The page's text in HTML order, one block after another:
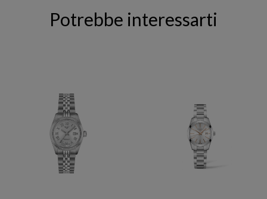
Potrebbe interessarti